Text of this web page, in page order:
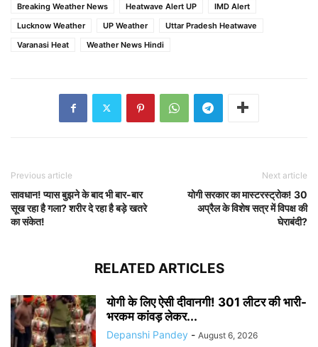
Breaking Weather News
Heatwave Alert UP
IMD Alert
Lucknow Weather
UP Weather
Uttar Pradesh Heatwave
Varanasi Heat
Weather News Hindi
Previous article
सावधान! प्यास बुझने के बाद भी बार-बार
सूख रहा है गला? शरीर दे रहा है बड़े खतरे
का संकेत!
Next article
योगी सरकार का मास्टरस्ट्रोक! 30
अप्रैल के विशेष सत्र में विपक्ष की
घेराबंदी?
RELATED ARTICLES
योगी के लिए ऐसी दीवानगी! 301 लीटर की भारी-
भरकम कांवड़ लेकर...
Depanshi Pandey - August 6, 2026